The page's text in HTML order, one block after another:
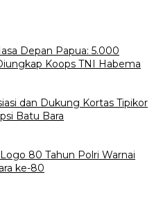
Depan Papua: 5.000
Koops TNI Habema
dan Dukung Kortas Tipikor
Batu Bara
80 Tahun Polri Warnai
ke-80